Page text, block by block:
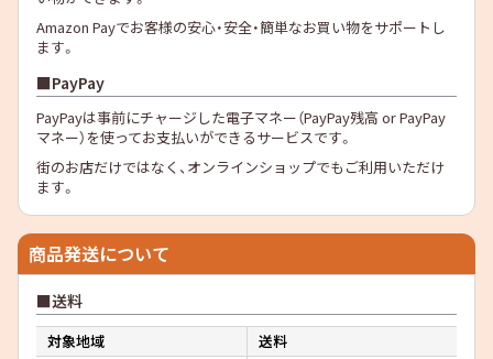
Amazon Payでお客様の安心・安全・簡単なお買い物をサポートし
ます。
PayPay
PayPayは事前にチャージした電子マネー（PayPay残高 or PayPay
マネー）を使ってお支払いができるサービスです。
街のお店だけではなく、オンラインショップでもご利用いただけ
ます。
商品発送について
送料
対象地域
送料